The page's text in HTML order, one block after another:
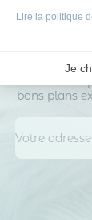
Lire la politique
Je
Axeptio consent
Plateforme de
Notre
bons plans